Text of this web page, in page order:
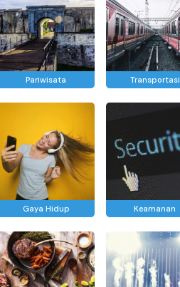
Pariwisata Transportasi
Gaya Hidup Keamanan